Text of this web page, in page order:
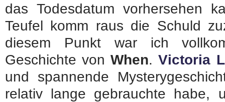
das Todesdatum vorhersehen
Teufel komm raus die Schuld
diesem Punkt war ich
Geschichte vonWhen.Victoria
und spannende
relativ lange gebrauchte habe,